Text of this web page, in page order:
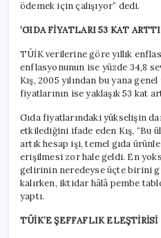
ödemek için çalışıyor” dedi.
‘GIDA FİYATLARI 53 KAT
TÜİK verilerine göre yıllık
enflasyonunun ise yüzde 34,8
Kış, 2005 yılından bu yana
fiyatlarının ise yaklaşık 53 kat
Gıda fiyatlarındaki yükselişin
etkilediğini ifade eden Kış, “Bu
artık hesap işi, temel gıda
erişilmesi zor hale geldi. En
gelirinin neredeyse üçte birini
kalırken, iktidar hâlâ pembe
yaptı.
TÜİK’E ŞEFFAFLIK ELEŞTİRİSİ